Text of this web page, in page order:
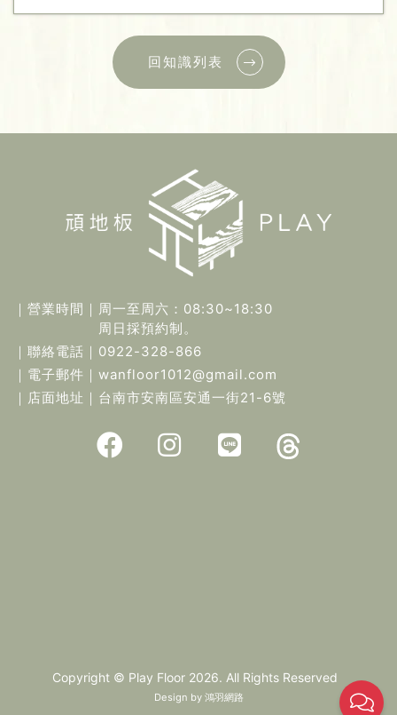
回知識列表
｜營業時間｜ 周一至周六：08:30~18:30
周日採預約制。
｜聯絡電話｜ 0922-328-866
｜電子郵件｜ wanfloor1012@gmail.com
｜店面地址｜ 台南市安南區安通一街21-6號
Copyright © Play Floor 2026. All Rights Reserved
Design by 鴻羽網路